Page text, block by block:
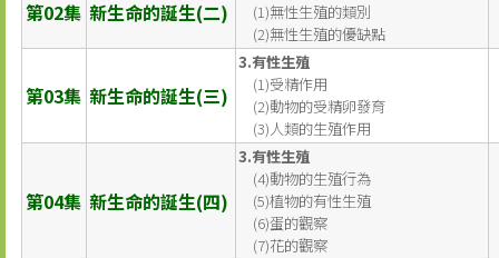
第02集 新生命的誕生(二)
(1)無性生殖的類別
(2)無性生殖的優缺點
第03集 新生命的誕生(三)
3.有性生殖
(1)受精作用
(2)動物的受精卵發育
(3)人類的生殖作用
第04集 新生命的誕生(四)
3.有性生殖
(4)動物的生殖行為
(5)植物的有性生殖
(6)蛋的觀察
(7)花的觀察